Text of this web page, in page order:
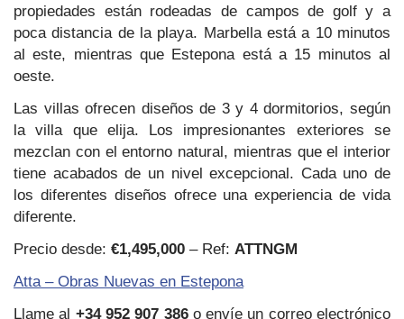
propiedades están rodeadas de campos de golf y a
poca distancia de la playa. Marbella está a 10 minutos
al este, mientras que Estepona está a 15 minutos al
oeste.
Las villas ofrecen diseños de 3 y 4 dormitorios, según
la villa que elija. Los impresionantes exteriores se
mezclan con el entorno natural, mientras que el interior
tiene acabados de un nivel excepcional. Cada uno de
los diferentes diseños ofrece una experiencia de vida
diferente.
Precio desde: €1,495,000 – Ref: ATTNGM
Atta – Obras Nuevas en Estepona
Llame al +34 952 907 386o envíe un correo electrónico